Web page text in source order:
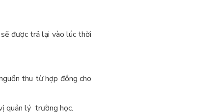
được trả lại vào lúc thời
thu từ hợp đồng cho
quản lý trường học.